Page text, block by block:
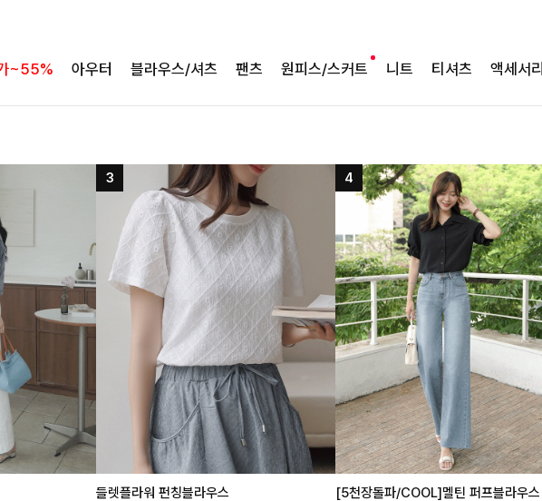
~55% 아우터 블라우스/셔츠 팬츠 원피스/스커트 니트 티셔츠 액세서리
들렛플라워 펀칭블라우스 [5천장돌파/COOL]멜틴 퍼프블라우스